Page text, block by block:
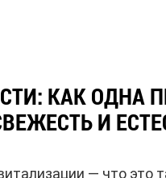
КАК ОДНА
И
— что это